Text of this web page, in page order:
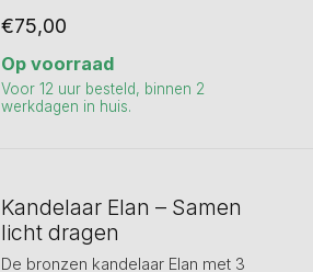
€75,00
Op voorraad
Voor 12 uur besteld, binnen 2
werkdagen in huis.
Kandelaar Elan – Samen
licht dragen
De bronzen kandelaar Elan met 3